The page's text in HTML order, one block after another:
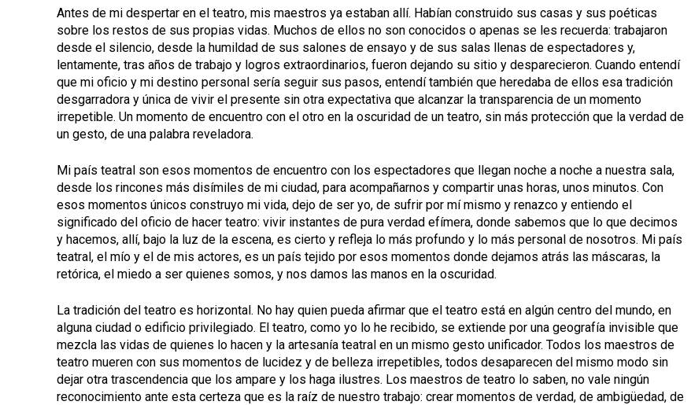
Antes de mi despertar en el teatro, mis maestros ya estaban allí. Habían construido sus casas y sus poéticas
sobre los restos de sus propias vidas. Muchos de ellos no son conocidos o apenas se les recuerda: trabajaron
desde el silencio, desde la humildad de sus salones de ensayo y de sus salas llenas de espectadores y,
lentamente, tras años de trabajo y logros extraordinarios, fueron dejando su sitio y desparecieron. Cuando entendí
que mi oficio y mi destino personal sería seguir sus pasos, entendí también que heredaba de ellos esa tradición
desgarradora y única de vivir el presente sin otra expectativa que alcanzar la transparencia de un momento
irrepetible. Un momento de encuentro con el otro en la oscuridad de un teatro, sin más protección que la verdad de
un gesto, de una palabra reveladora.
Mi país teatral son esos momentos de encuentro con los espectadores que llegan noche a noche a nuestra sala,
desde los rincones más disímiles de mi ciudad, para acompañarnos y compartir unas horas, unos minutos. Con
esos momentos únicos construyo mi vida, dejo de ser yo, de sufrir por mí mismo y renazco y entiendo el
significado del oficio de hacer teatro: vivir instantes de pura verdad efímera, donde sabemos que lo que decimos
y hacemos, allí, bajo la luz de la escena, es cierto y refleja lo más profundo y lo más personal de nosotros. Mi país
teatral, el mío y el de mis actores, es un país tejido por esos momentos donde dejamos atrás las máscaras, la
retórica, el miedo a ser quienes somos, y nos damos las manos en la oscuridad.
La tradición del teatro es horizontal. No hay quien pueda afirmar que el teatro está en algún centro del mundo, en
alguna ciudad o edificio privilegiado. El teatro, como yo lo he recibido, se extiende por una geografía invisible que
mezcla las vidas de quienes lo hacen y la artesanía teatral en un mismo gesto unificador. Todos los maestros de
teatro mueren con sus momentos de lucidez y de belleza irrepetibles, todos desaparecen del mismo modo sin
dejar otra trascendencia que los ampare y los haga ilustres. Los maestros de teatro lo saben, no vale ningún
reconocimiento ante esta certeza que es la raíz de nuestro trabajo: crear momentos de verdad, de ambigüedad, de